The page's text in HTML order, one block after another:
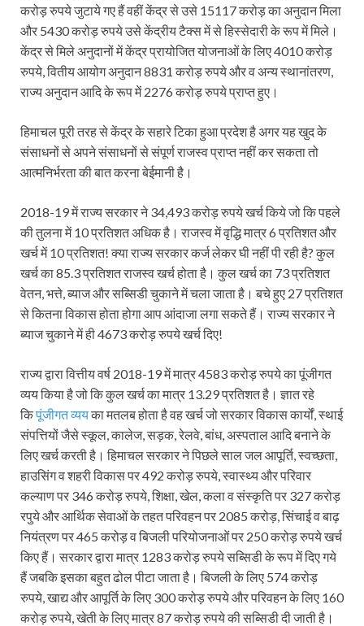
करोड़ रुपये जुटाये गए हैं वहीं केंद्र से उसे 15117 करोड़ का अनुदान मिला
और 5430 करोड़ रुपये उसे केंद्रीय टैक्स में से हिस्सेदारी के रूप में मिले।
केंद्र से मिले अनुदानों में केंद्र प्रायोजित योजनाओं के लिए 4010 करोड़
रुपये, वितीय आयोग अनुदान 8831 करोड़ रुपये और व अन्य स्थानांतरण,
राज्य अनुदान आदि के रूप में 2276 करोड़ रुपये प्राप्त हुए।
हिमाचल पूरी तरह से केंद्र के सहारे टिका हुआ प्रदेश है अगर यह खुद के
संसाधनों से अपने संसाधनों से संपूर्ण राजस्व प्राप्त नहीं कर सकता तो
आत्मनिर्भरता की बात करना बेईमानी है।
2018-19 में राज्य सरकार ने 34,493 करोड़ रुपये खर्च किये जो कि पहले
की तुलना में 10 प्रतिशत अधिक है। राजस्व में वृद्धि मात्र 6 प्रतिशत और
खर्च में 10 प्रतिशत! क्या राज्य सरकार कर्ज लेकर घी नहीं पी रही है? कुल
खर्च का 85.3 प्रतिशत राजस्व खर्च होता है। कुल खर्च का 73 प्रतिशत
वेतन, भत्ते, ब्याज और सब्सिडी चुकाने में चला जाता है। बचे हुए 27 प्रतिशत
से कितना विकास होता होगा आप आंदाजा लगा सकते हैं। राज्य सरकार ने
ब्याज चुकाने में ही 4673 करोड़ रुपये खर्च दिए!
राज्य द्वारा वित्तीय वर्ष 2018-19 में मात्र 4583 करोड़ रुपये का पूंजीगत
व्यय किया है जो कि कुल खर्च का मात्र 13.29 प्रतिशत है। ज्ञात रहे
किपूंजीगत व्ययका मतलब होता है वह खर्च जो सरकार विकास कार्यों, स्थाई
संपत्तियों जैसे स्कूल, कालेज, सड़क, रेलवे, बांध, अस्पताल आदि बनाने के
लिए खर्च करती है। हिमाचल सरकार ने पिछले साल जल आपूर्ति, स्वच्छता,
हाउसिंग व शहरी विकास पर 492 करोड़ रुपये, स्वास्थ्य और परिवार
कल्याण पर 346 करोड़ रुपये, शिक्षा, खेल, कला व संस्कृति पर 327 करोड़
रपुये और आर्थिक सेवाओं के तहत परिवहन पर 2085 करोड़, सिंचाई व बाढ़
नियंत्रण पर 465 करोड़ व बिजली परियोजनाओं पर 250 करोड़ रुपये खर्च
किए हैं। सरकार द्वारा मात्र 1283 करोड़ रुपये सब्सिडी के रूप में दिए गये
हैं जबकि इसका बहुत ढोल पीटा जाता है। बिजली के लिए 574 करोड़
रुपये, खाद्य और आपूर्ति के लिए 300 करोड़ रुपये और परिवहन के लिए 160
करोड़ रुपये, खेती के लिए मात्र 87 करोड़ रुपये की सब्सिडी दी जाती है।